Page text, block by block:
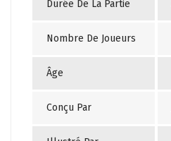
Durée De La Partie
Nombre De Joueurs
Âge
Conçu Par